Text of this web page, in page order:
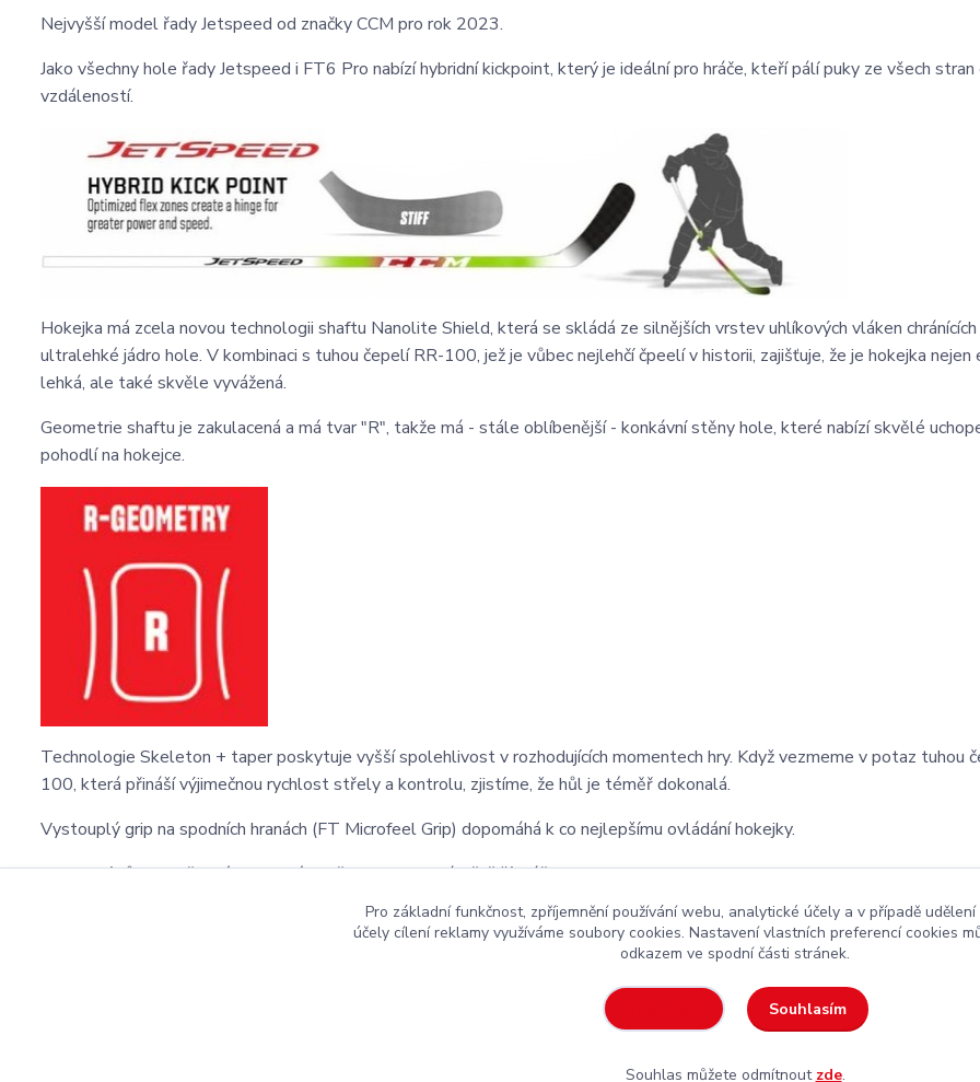
Nejvyšší model řady Jetspeed od značky CCM pro rok 2023.
Jako všechny hole řady Jetspeed i FT6 Pro nabízí hybridní kickpoint, který je ideální pro hráče, kteří pálí puky ze všech stran
vzdáleností.
Hokejka má zcela novou technologii shaftu Nanolite Shield, která se skládá ze silnějších vrstev uhlíkových vláken chránících
ultralehké jádro hole. V kombinaci s tuhou čepelí RR-100, jež je vůbec nejlehčí čpeelí v historii, zajišťuje, že je hokejka nejen
lehká, ale také skvěle vyvážená.
Geometrie shaftu je zakulacená a má tvar "R", takže má - stále oblíbenější - konkávní stěny hole, které nabízí skvělé
pohodlí na hokejce.
Technologie Skeleton + taper poskytuje vyšší spolehlivost v rozhodujících momentech hry. Když vezmeme v potaz tuhou
100, která přináší výjimečnou rychlost střely a kontrolu, zjistíme, že hůl je téměř dokonalá.
Vystouplý grip na spodních hranách (FT Microfeel Grip) dopomáhá k co nejlepšímu ovládání hokejky.
Perfektní hůl od světové hokejové značky pro ty nejnáročnější hráče!
hokejová výstrojza rozumnou cenu
Pro základní funkčnost, zpříjemnění používání webu, analytické účely a v případě
účely cílení reklamy využíváme soubory cookies. Nastavení vlastních preferencí cookies
odkazem ve spodní části stránek.
Souhlasím
Souhlas můžete odmítnout zde.